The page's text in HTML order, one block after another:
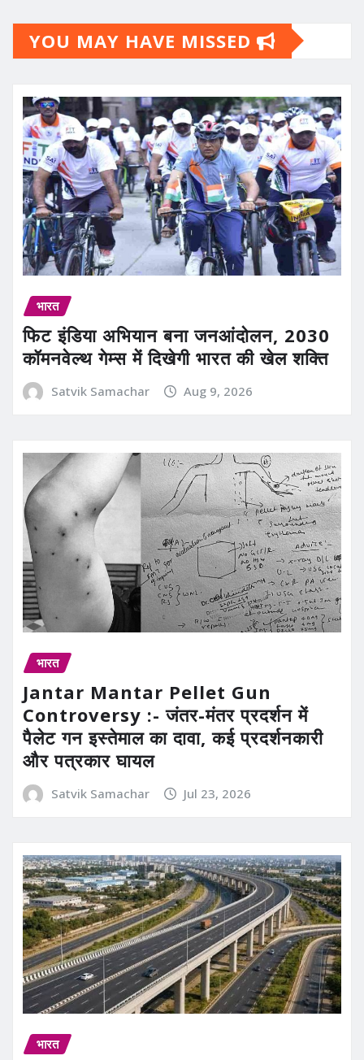
YOU MAY HAVE MISSED
भारत
फिट इंडिया अभियान बना जनआंदोलन, 2030
कॉमनवेल्थ गेम्स में दिखेगी भारत की खेल शक्ति
Satvik Samachar Aug 9, 2026
भारत
Jantar Mantar Pellet Gun
Controversy :- जंतर-मंतर प्रदर्शन में
पैलेट गन इस्तेमाल का दावा, कई प्रदर्शनकारी
और पत्रकार घायल
Satvik Samachar Jul 23, 2026
भारत